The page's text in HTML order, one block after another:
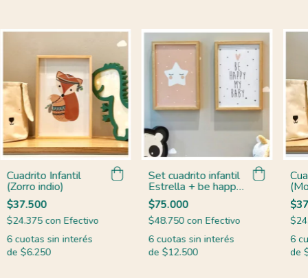
Cuadrito Infantil
(Zorro indio)
$37.500
$24.375 con Efectivo
6 cuotas sin interés
de $6.250
Set cuadrito infantil
Estrella + be happy
Pink
$75.000
$48.750 con Efectivo
6 cuotas sin interés
de $12.500
6
de